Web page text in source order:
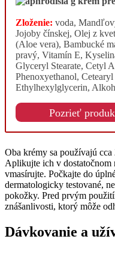
Zloženie: voda,
Jojoby čínskej, Olej z
(Aloe vera), Bambucké
pravý, Vitamín E,
Glyceryl Stearate, Cetyl
Phenoxyethanol,
Ethylhexylglycerin,
Pozrieť
Oba krémy sa používajú
Aplikujte ich v dostatočnom
vmasírujte. Počkajte do
dermatologicky testované,
pokožky. Pred prvým
znášanlivosti, ktorý môže
Dávkovanie a